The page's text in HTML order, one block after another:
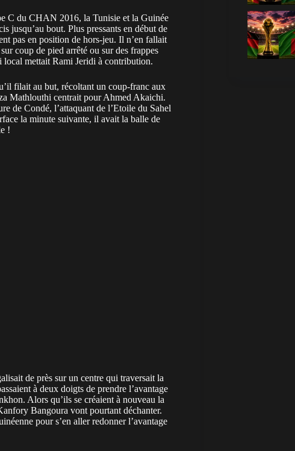
C du CHAN 2016, la Tunisie et la Guinée
jusqu’au bout. Plus pressants en début de
pas en position de hors-jeu. Il n’en fallait
coup de pied arrêté ou sur des frappes
local mettait Rami Jeridi à contribution.
filait au but, récoltant un coup-franc aux
Mathlouthi centrait pour Ahmed Akaichi.
de Condé, l’attaquant de l’Etoile du Sahel
la minute suivante, il avait la balle de
!
de près sur un centre qui traversait la
à deux doigts de prendre l’avantage
Alors qu’ils se créaient à nouveau la
Bangoura vont pourtant déchanter.
pour s’en aller redonner l’avantage